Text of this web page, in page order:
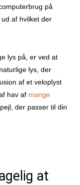
på
af hvilket der
lys på, er ved at
lys, der
af et veloplyst
hav af mange
der passer til din
at